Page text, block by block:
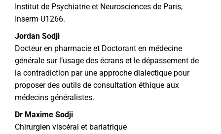
Institut de Psychiatrie et Neurosciences de Paris,
Inserm U1266.
Jordan Sodji
Docteur en pharmacie et Doctorant en médecine
générale sur l’usage des écrans et le dépassement de
la contradiction par une approche dialectique pour
proposer des outils de consultation éthique aux
médecins généralistes.
Dr Maxime Sodji
Chirurgien viscéral et bariatrique